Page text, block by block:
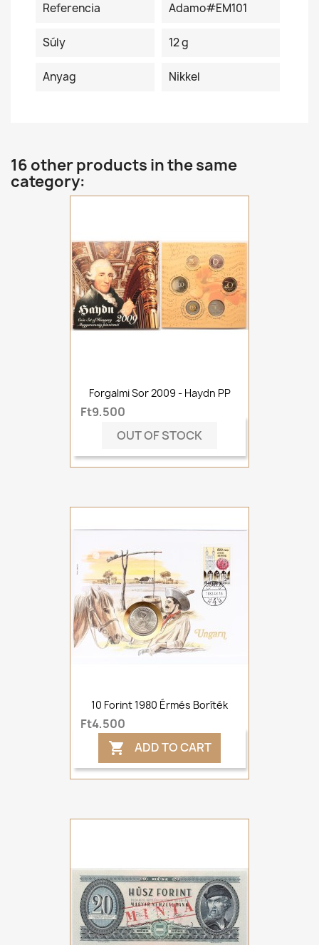
Referencia Adamo#EM101
Súly 12 g
Anyag Nikkel
16 other products in the same
category:
Forgalmi Sor 2009 - Haydn PP
Ft9,500
OUT OF STOCK
10 Forint 1980 Érmés Boríték
Ft4,500
 ADD TO CART